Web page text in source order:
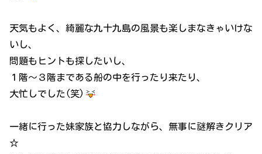
天気もよく、綺麗な九十九島の風景も楽しまなきゃいけな
いし、
問題もヒントも探したいし、
１階～３階まである船の中を行ったり来たり、
大忙しでした(笑)
一緒に行った妹家族と協力しながら、無事に謎解きクリア
☆